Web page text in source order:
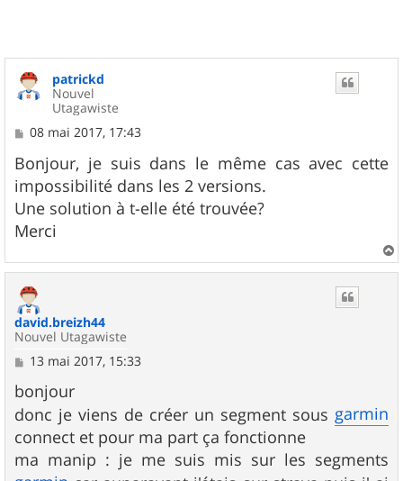
patrickd
Nouvel
Utagawiste
M
s
s
a
g
e
08 mai 2017, 17:43
Bonjour, je suis dans le même cas avec cette
impossibilité dans les 2 versions.
Une solution à t-elle été trouvée?
Merci
a
david.breizh44
Nouvel Utagawiste
M
s
s
a
g
e
13 mai 2017, 15:33
bonjour
donc je viens de créer un segment sous garmin
connect et pour ma part ça fonctionne
ma manip : je me suis mis sur les segments